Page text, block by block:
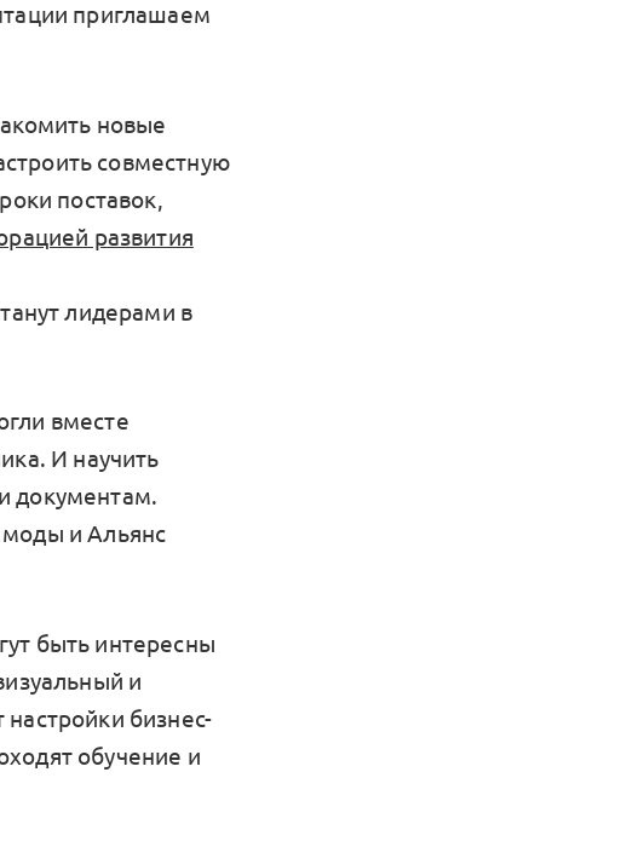
приглашаем
новые
совместную
поставок,
развития
лидерами в
вместе
И научить
документам.
моды и Альянс
быть интересны
и
бизнес-
обучение и